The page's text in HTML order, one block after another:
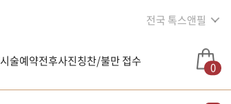
전국 톡스앤필
시술예약전후사진칭찬/불만 접수 0